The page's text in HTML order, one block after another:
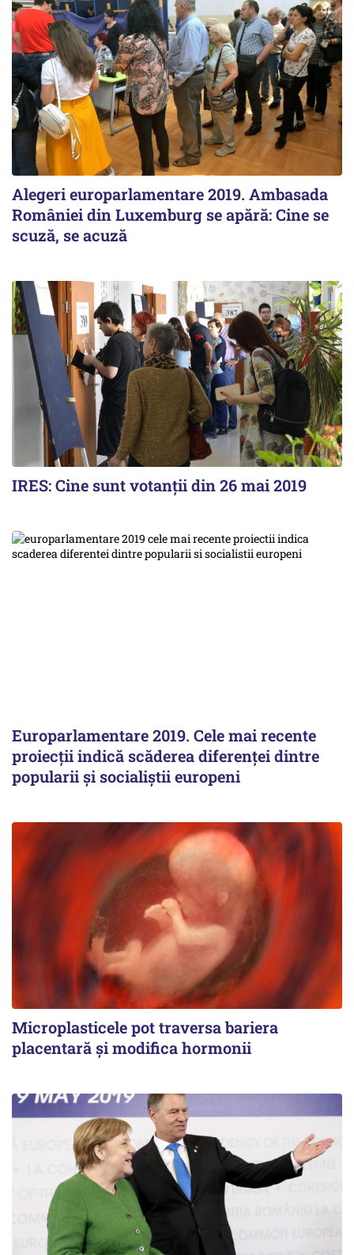
Alegeri europarlamentare 2019. Ambasada
României din Luxemburg se apără: Cine se
scuză, se acuză
IRES: Cine sunt votanții din 26 mai 2019
Europarlamentare 2019. Cele mai recente
proiecţii indică scăderea diferenţei dintre
popularii şi socialiştii europeni
Microplasticele pot traversa bariera
placentară și modifica hormonii